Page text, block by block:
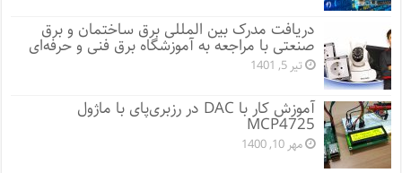
دریافت مدرک بین المللی برق ساختمان و برق
صنعتی با مراجعه به آموزشگاه برق فنی و حرفه‌ای
تیر 5, 1401
آموزش کار با DAC در رزبری‌پای با ماژول
MCP4725
مهر 10, 1400